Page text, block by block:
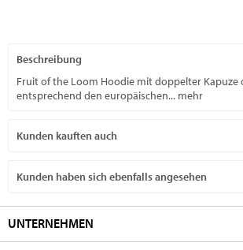
Beschreibung
Fruit of the Loom Hoodie mit doppelter Kapuze
entsprechend den europäischen... mehr
Kunden kauften auch
Kunden haben sich ebenfalls angesehen
UNTERNEHMEN